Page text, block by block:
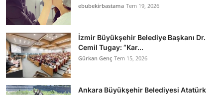
ebubekirbastama Tem 19, 2026
İzmir Büyükşehir Belediye Başkanı Dr.
Cemil Tugay: “Kar...
Gürkan Genç Tem 15, 2026
Ankara Büyükşehir Belediyesi Atatürk